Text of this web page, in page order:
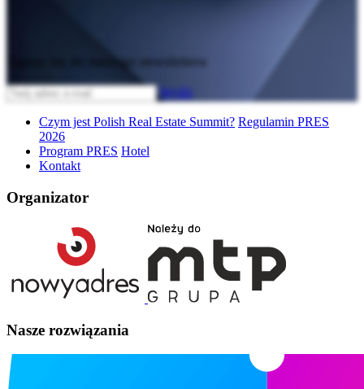
Zapisz się do naszego newslettera
Wyślij
Czym jest Polish Real Estate Summit? Regulamin PRES
2026
Program PRES Hotel
Kontakt
Organizator
Nasze rozwiązania